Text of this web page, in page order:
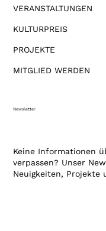
VERANSTALTUNGEN
KULTURPREIS
PROJEKTE
MITGLIED WERDEN
Newsletter
Keine Informationen
verpassen? Unser
Neuigkeiten, Projekte